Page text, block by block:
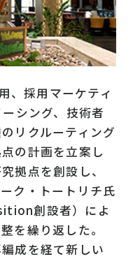
、採用マーケティ
シング、技術者
リクルーティング
の計画を立案し
拠点を創設し、
ク・トートリチ氏
創設者）によ
を繰り返した。
成を経て新しい